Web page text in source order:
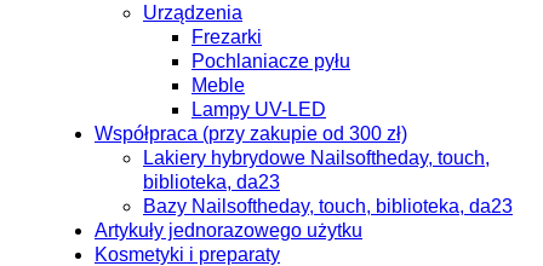
Urządzenia
Frezarki
Pochlaniacze pyłu
Meble
Lampy UV-LED
Współpraca (przy zakupie od 300 zł)
Lakiery hybrydowe Nailsoftheday, touch,
biblioteka, da23
Bazy Nailsoftheday, touch, biblioteka, da23
Artykuły jednorazowego użytku
Kosmetyki i preparaty